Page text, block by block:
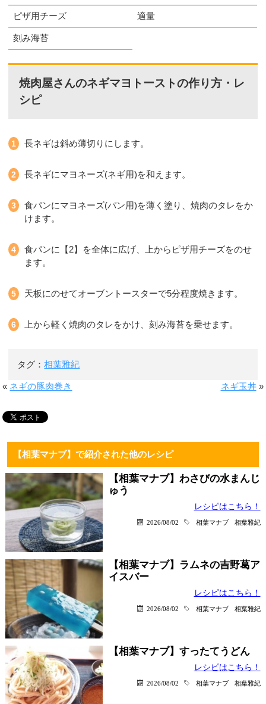
ピザ用チーズ 適量
刻み海苔
焼肉屋さんのネギマヨトーストの作り方・レ
シピ
長ネギは斜め薄切りにします。
長ネギにマヨネーズ(ネギ用)を和えます。
食パンにマヨネーズ(パン用)を薄く塗り、焼肉のタレをか
けます。
食パンに【2】を全体に広げ、上からピザ用チーズをのせ
ます。
天板にのせてオーブントースターで5分程度焼きます。
上から軽く焼肉のタレをかけ、刻み海苔を乗せます。
タグ：相葉雅紀
« ネギの豚肉巻き ネギ玉丼»
【相葉マナブ】で紹介された他のレシピ
【相葉マナブ】わさびの水まんじ
ゅう
レシピはこちら！
2026/08/02 相葉マナブ 相葉雅紀
【相葉マナブ】ラムネの吉野葛ア
イスバー
レシピはこちら！
2026/08/02 相葉マナブ 相葉雅紀
【相葉マナブ】すったてうどん
レシピはこちら！
2026/08/02 相葉マナブ 相葉雅紀